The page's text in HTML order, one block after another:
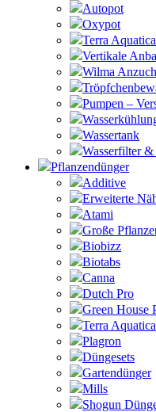
Autopot
Oxypot
Terra
Vertikale
Wilma
Pumpen –
Wassertank
Wasserfilter &
Pflanzendünger
Additive
Erweiterte
Atami
Große
Biobizz
Biotabs
Canna
Dutch Pro
Green House
Terra Aquatica
Plagron
Düngesets
Gartendünger
Mills
Shogun